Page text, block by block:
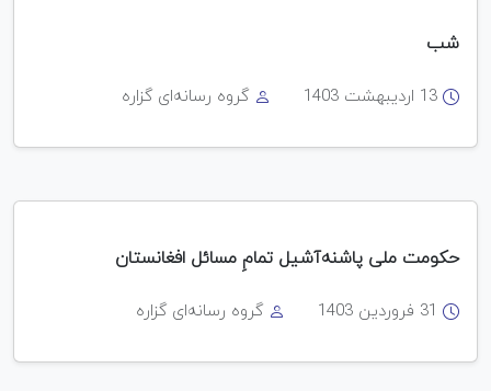
شب
13 اردیبهشت 1403 گروه رسانه‌ای گزاره
حکومت ملی پاشنه‌آشیل تمامِ مسائل افغانستان
31 فروردین 1403 گروه رسانه‌ای گزاره